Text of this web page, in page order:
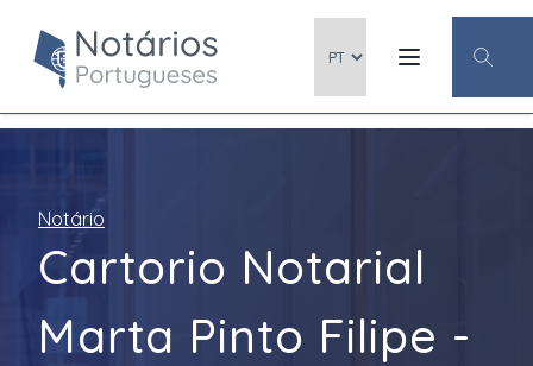
Notário
Cartorio Notarial
Marta Pinto Filipe -